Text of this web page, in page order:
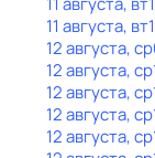
11 августа, вт
12 августа, ср
12 августа, ср
12 августа, ср
12 августа, ср
12 августа, ср